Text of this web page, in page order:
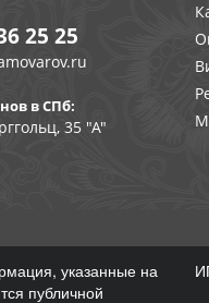
25 25
в СПб:
35 "А"
указанные на
публичной